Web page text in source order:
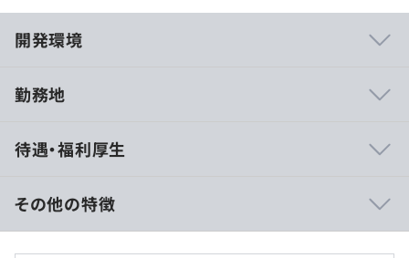
開発環境
いち早く キャッチして、新製品の開発や顧客信頼の獲得
聞きながら、次の開発につなげていただけます。
新卒、中途入社などの社歴に関わらず、本人の意志、能力
勤務地
待遇・福利厚生
■月給制
その他の特徴